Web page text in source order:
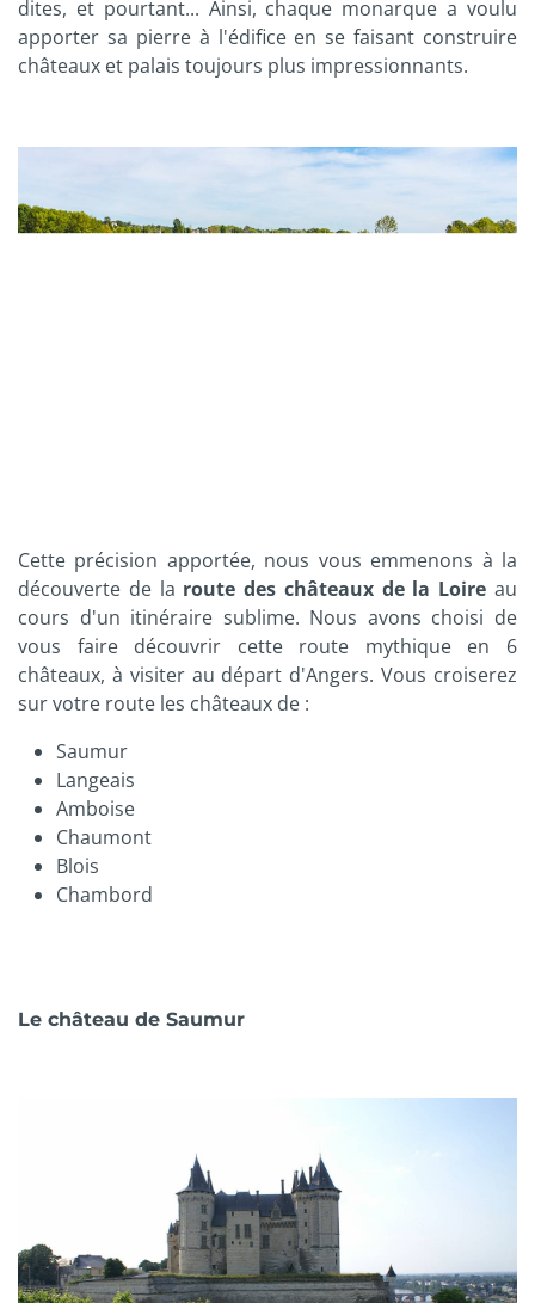
dites, et pourtant... Ainsi, chaque monarque a voulu
apporter sa pierre à l'édifice en se faisant construire
châteaux et palais toujours plus impressionnants.
Cette précision apportée, nous vous emmenons à la
découverte de la route des châteaux de la Loire au
cours d'un itinéraire sublime. Nous avons choisi de
vous faire découvrir cette route mythique en 6
châteaux, à visiter au départ d'Angers. Vous croiserez
sur votre route les châteaux de :
Saumur
Langeais
Amboise
Chaumont
Blois
Chambord
Le château de Saumur